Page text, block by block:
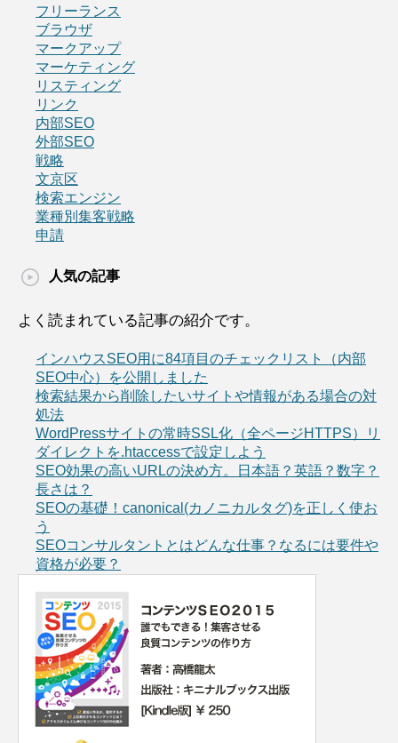
フリーランス
ブラウザ
マークアップ
マーケティング
リスティング
リンク
内部SEO
外部SEO
戦略
文京区
検索エンジン
業種別集客戦略
申請
人気の記事
よく読まれている記事の紹介です。
インハウスSEO用に84項目のチェックリスト（内部
SEO中心）を公開しました
検索結果から削除したいサイトや情報がある場合の対
処法
WordPressサイトの常時SSL化（全ページHTTPS）リ
ダイレクトを.htaccessで設定しよう
SEO効果の高いURLの決め方。日本語？英語？数字？
長さは？
SEOの基礎！canonical(カノニカルタグ)を正しく使お
う
SEOコンサルタントとはどんな仕事？なるには要件や
資格が必要？